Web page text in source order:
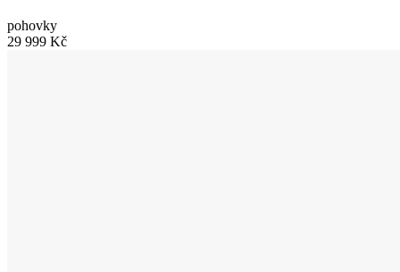
pohovky
29 999 Kč